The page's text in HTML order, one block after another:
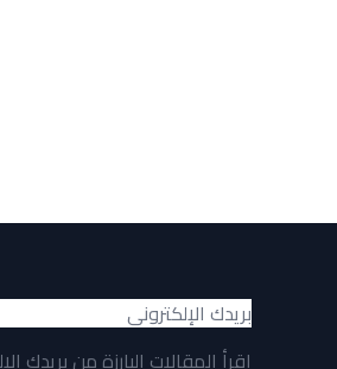
اقرأ المقالات البارزة من بريدك